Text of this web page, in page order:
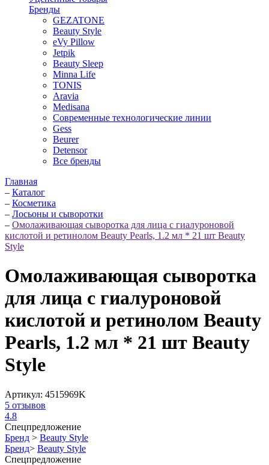
Бренды
GEZATONE
Beauty Style
eVy Pillow
Jetpik
Beauty Sleep
Minna Life
TONIS
Aravia
Medisana
Современные технологические линии
Gess
Beurer
Detensor
Все бренды
Главная
– Каталог
– Косметика
– Лосьоны и сыворотки
– Омолаживающая сыворотка для лица с гиалуроновой
кислотой и ретинолом Beauty Pearls, 1.2 мл * 21 шт Beauty
Style
Омолаживающая сыворотка
для лица с гиалуроновой
кислотой и ретинолом Beauty
Pearls, 1.2 мл * 21 шт Beauty
Style
Артикул: 4515969K
5 отзывов
4.8
Спецпредложение
Бренд > Beauty Style
Бренд> Beauty Style
Спецпредложение